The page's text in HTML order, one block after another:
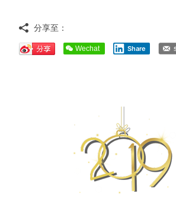
分享至：
Wechat Share